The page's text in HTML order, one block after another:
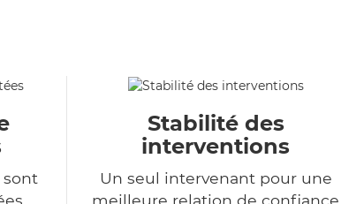
sont
Stabilité des
interventions
Un seul intervenant pour une